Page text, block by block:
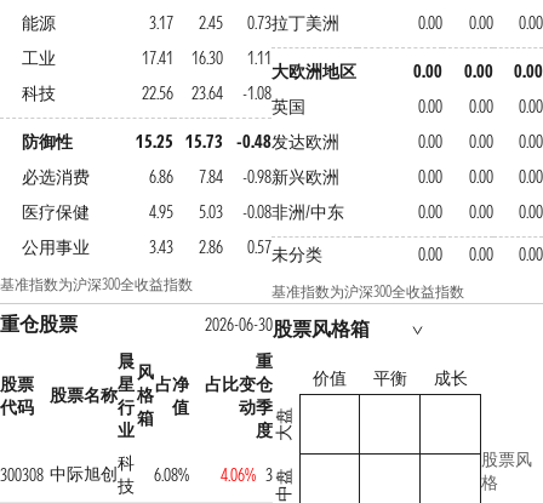
能源
3.17 2.45
0.73
工业
17.41 16.30
1.11
科技
22.56 23.64 -1.08
防御性 15.25 15.73
-0.48
必选消费
6.86 7.84
-0.98
医疗保健
4.95 5.03
-0.08
公用事业
3.43 2.86 0.57
基准指数为沪深300全收益指数
拉丁美洲
0.00 0.00 0.00
大欧洲地区 0.00 0.00
0.00
英国
0.00 0.00
0.00
发达欧洲
0.00 0.00
0.00
新兴欧洲
0.00 0.00
0.00
非洲/中东
0.00 0.00
0.00
未分类
0.00 0.00 0.00
基准指数为沪深300全收益指数
重仓股票 2026-06-30
股票
代码
股票名称
晨
星
行
业
风
格
箱
占净
值
占比变
动
重
仓
季
度
300308 中际旭创科
技
6.08% 4.06% 3
股票风格箱
价值 平衡 成长
大盘
中盘
股票风
格